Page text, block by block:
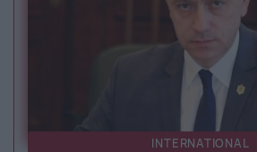
INTERNATIONAL